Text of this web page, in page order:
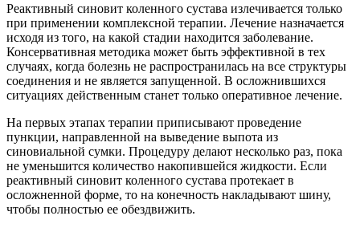
Реактивный синовит коленного сустава излечивается только
при применении комплексной терапии. Лечение назначается
исходя из того, на какой стадии находится заболевание.
Консервативная методика может быть эффективной в тех
случаях, когда болезнь не распространилась на все структуры
соединения и не является запущенной. В осложнившихся
ситуациях действенным станет только оперативное лечение.
На первых этапах терапии приписывают проведение
пункции, направленной на выведение выпота из
синовиальной сумки. Процедуру делают несколько раз, пока
не уменьшится количество накопившейся жидкости. Если
реактивный синовит коленного сустава протекает в
осложненной форме, то на конечность накладывают шину,
чтобы полностью ее обездвижить.